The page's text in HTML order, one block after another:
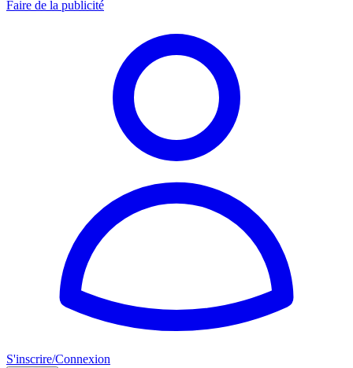
Faire de la publicité
S'inscrire/Connexion